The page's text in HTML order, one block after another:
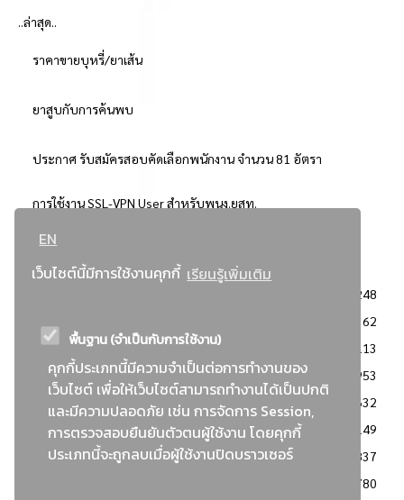
EN
เว็บไซต์นี้มีการใช้งานคุกกี้ เรียนรู้เพิ่มเติม
พื้นฐาน (จำเป็นกับการใช้งาน)
คุกกี้ประเภทนี้มีความจำเป็นต่อการทำงานของ
เว็บไซต์ เพื่อให้เว็บไซต์สามารถทำงานได้เป็นปกติ
และมีความปลอดภัย เช่น การจัดการ Session,
การตรวจสอบยืนยันตัวตนผู้ใช้งาน โดยคุกกี้
ประเภทนี้จะถูกลบเมื่อผู้ใช้งานปิดบราวเซอร์
..ล่าสุด..
ราคาขายบุหรี่/ยาเส้น
ยาสูบกับการค้นพบ
ประกาศ รับสมัครสอบคัดเลือกพนักงาน จำนวน 81 อัตรา
การใช้งาน SSL-VPN User สำหรับพนง.ยสท.
..ยอดนิยม..
3248
2362
: วิธีเฉพาะเจาะจง
2113
ข่าวสาร/ประกาศ
1953
: เอกสารส่งเสริมความโปร่งใสในการจัดซื้อจัดจ้าง
1632
ข่าวสารจัดซื้อจัดจ้าง
1149
: แผนการจัดซื้อจัดจ้าง
837
780